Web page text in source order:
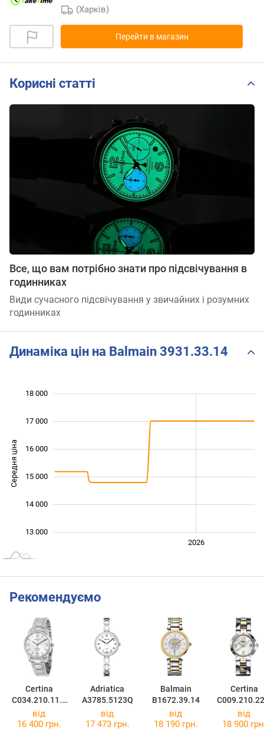
(Харків)
Перейти в магазин
Корисні статті
Все, що вам потрібно знати про підсвічування в
годинниках
Види сучасного підсвічування у звичайних і розумних
годинниках
Динаміка цін на Balmain 3931.33.14
Середня ціна
13 000
14 000
15 000
16 000
18 000
17 000
2026
Рекомендуємо
Certina
C034.210.11.0
37.00
Adriatica
A3785.5123Q
Balmain
B1672.39.14
Certina
12.00
від
16 400 грн.
від
17 473 грн.
від
18 190 грн.
від
18 900